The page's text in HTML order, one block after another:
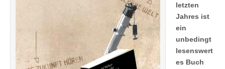
letzten
Jahres ist
ein
unbedingt
lesenswert
es Buch